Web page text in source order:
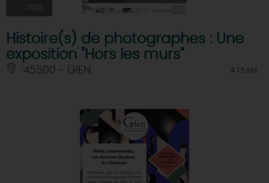
2026
Histoire(s) de photographes : Une
exposition "Hors les murs"
45500 - GIEN À 1.5 KM